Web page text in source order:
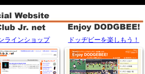
GREATEST CUP
しました。
ラインショップ ドッヂビーを楽しもう！